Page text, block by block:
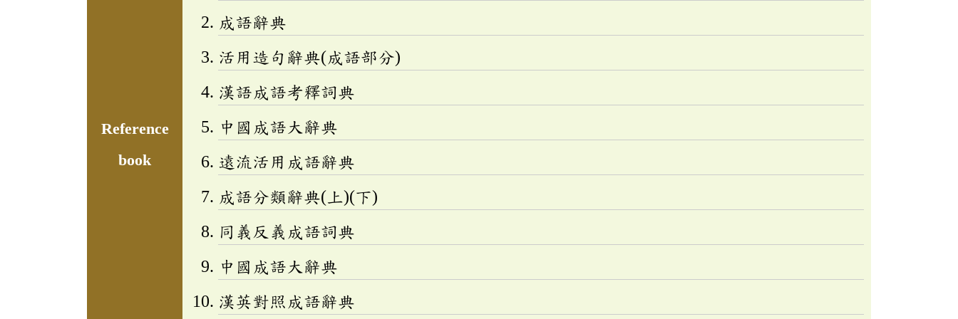
Reference
book
成語辭典
活用造句辭典(成語部分)
漢語成語考釋詞典
中國成語大辭典
遠流活用成語辭典
成語分類辭典(上)(下)
同義反義成語詞典
中國成語大辭典
漢英對照成語辭典